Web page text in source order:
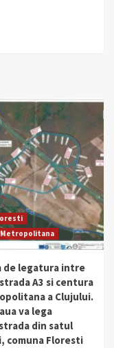
Metropolitana
de legatura intre
A3 si centura
a Clujului.
va lega
din satul
comuna Floresti